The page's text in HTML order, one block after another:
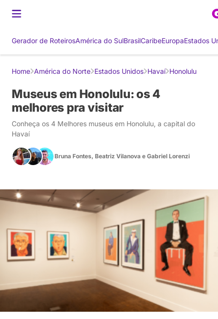
Gerador de RoteirosAmérica do SulBrasilCaribeEuropaEstados
Home América do Norte Estados Unidos Havaí Honolulu
Museus em Honolulu: os 4
melhores pra visitar
Conheça os 4 Melhores museus em Honolulu, a capital do
Havaí
Bruna Fontes, Beatriz Vilanova e Gabriel Lorenzi